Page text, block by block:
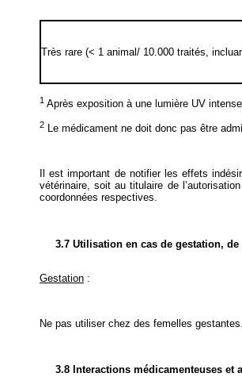
Très rare (< 1 animal/ 10.000 traités,
1 Après exposition à une lumière UV intense.
2 Le médicament ne doit donc pas être
Il est important de notifier les effets
vétérinaire, soit au titulaire de
coordonnées respectives.
3.7 Utilisation en cas de gestation,
Gestation :
Ne pas utiliser chez des femelles gestantes.
3.8 Interactions médicamenteuses et